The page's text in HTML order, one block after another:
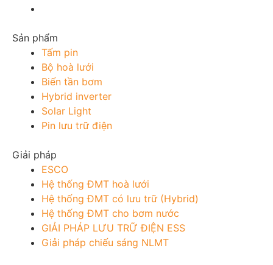
Sản phẩm
Tấm pin
Bộ hoà lưới
Biến tần bơm
Hybrid inverter
Solar Light
Pin lưu trữ điện
Giải pháp
ESCO
Hệ thống ĐMT hoà lưới
Hệ thống ĐMT có lưu trữ (Hybrid)
Hệ thống ĐMT cho bơm nước
GIẢI PHÁP LƯU TRỮ ĐIỆN ESS
Giải pháp chiếu sáng NLMT